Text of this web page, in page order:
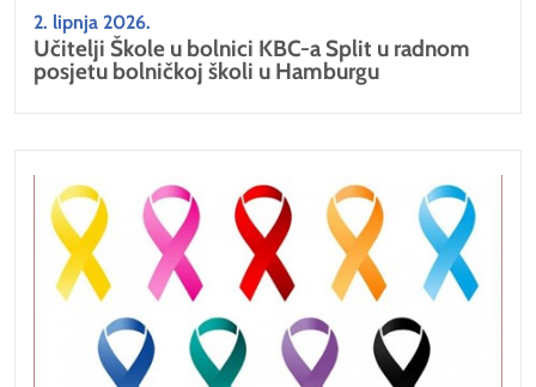
2. lipnja 2026.
Učitelji Škole u bolnici KBC-a Split u radnom
posjetu bolničkoj školi u Hamburgu